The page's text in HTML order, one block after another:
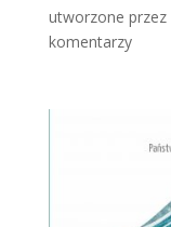
utworzone przez
komentarzy